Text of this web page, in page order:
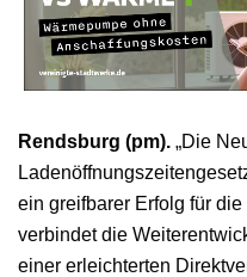
Rendsburg (pm). „Die
ein greifbarer Erfolg für
verbindet die
einer erleichterten